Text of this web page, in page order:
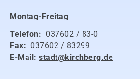
Montag-Freitag
Telefon: 037602 / 83-0
Fax: 037602 / 83299
E-Mail: stadt@kirchberg.de